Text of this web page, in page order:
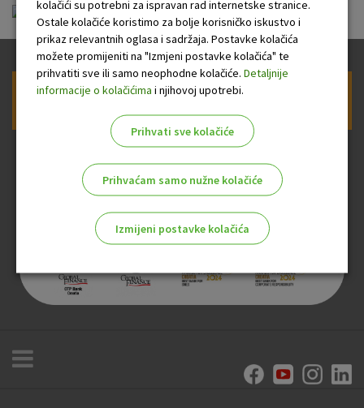
O nama OTP Dnevno financijsko izvješće.pdf
Prijava na newsletter OTP banke
kolačići su potrebni za ispravan rad internetske stranice.
Ostale kolačiće koristimo za bolje korisničko iskustvo i
prikaz relevantnih oglasa i sadržaja. Postavke kolačića
možete promijeniti na "Izmjeni postavke kolačića" te
prihvatiti sve ili samo neophodne kolačiće. Detaljnije
informacije o kolačićima i njihovoj upotrebi.
Prihvati sve kolačiće
Prihvaćam samo nužne kolačiće
Izmijeni postavke kolačića